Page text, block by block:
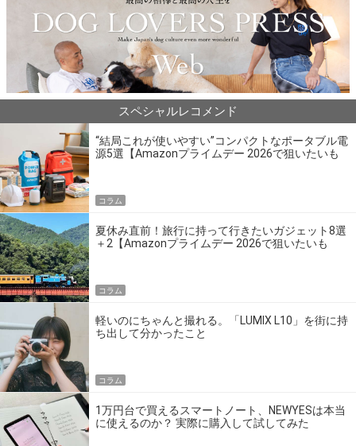
スペシャルレコメンド
“結局これが使いやすい”コンパクトなポータブル電
源5選【Amazonプライムデー 2026で狙いたいも
コラム
夏休み直前！旅行に持って行きたいガジェット8選
＋2【Amazonプライムデー 2026で狙いたいも
コラム
軽いのにちゃんと撮れる。「LUMIX L10」を街に持
ち出して分かったこと
コラム
1万円台で買えるスマートノート、NEWYESは本当
に使えるのか？ 実際に購入して試してみた